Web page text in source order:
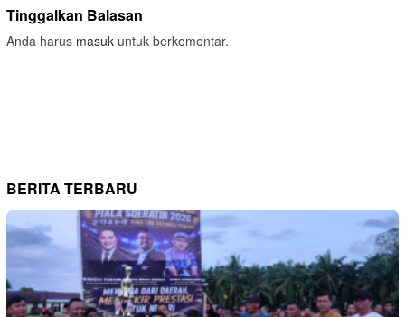
Tinggalkan Balasan
Anda harus masuk untuk berkomentar.
BERITA TERBARU